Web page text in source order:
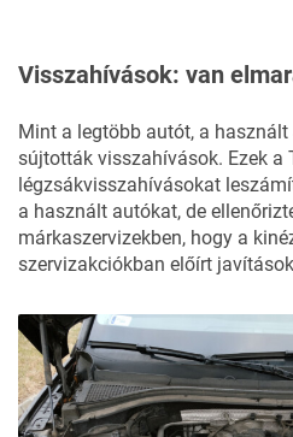
Visszahívások: van
Mint a legtöbb autót, a
sújtották visszahívások. Ezek a
légzsákvisszahívásokat
a használt autókat, de
márkaszervizekben, hogy a
szervizakciókban előírt